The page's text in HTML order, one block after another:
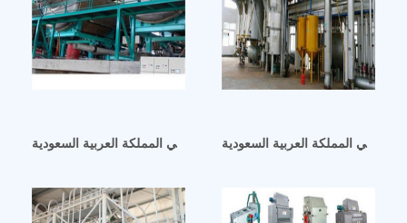
زيت فول الصويا المذهل الذي يتم عصره في المملكة العربية السعودية
في المملكة العربية السعودية